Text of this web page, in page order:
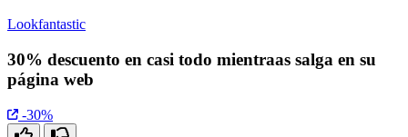
Lookfantastic
30% descuento en casi todo mientraas salga en su
página web
-30%